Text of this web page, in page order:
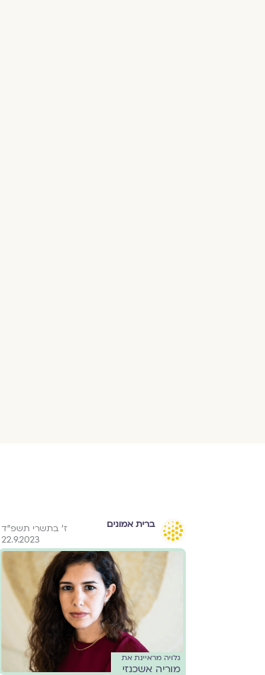
ברית אמונים
ז׳ בתשרי תשפ״ד
22.9.2023
גלויה מראיינת את
מוריה אשכנזי